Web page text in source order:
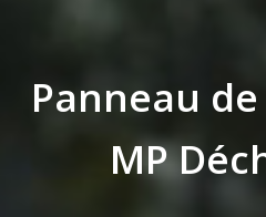
Panneau
MP